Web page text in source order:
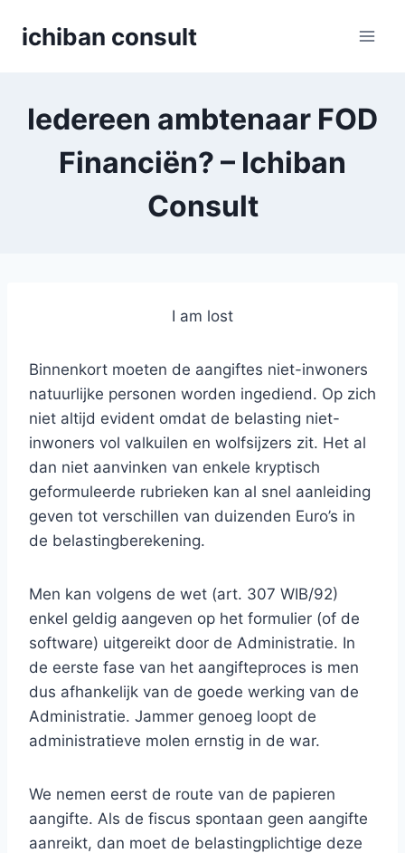
ichiban consult
Iedereen ambtenaar FOD
Financiën? – Ichiban
Consult
I am lost
Binnenkort moeten de aangiftes niet-inwoners
natuurlijke personen worden ingediend. Op zich
niet altijd evident omdat de belasting niet-
inwoners vol valkuilen en wolfsijzers zit. Het al
dan niet aanvinken van enkele kryptisch
geformuleerde rubrieken kan al snel aanleiding
geven tot verschillen van duizenden Euro’s in
de belastingberekening.
Men kan volgens de wet (art. 307 WIB/92)
enkel geldig aangeven op het formulier (of de
software) uitgereikt door de Administratie. In
de eerste fase van het aangifteproces is men
dus afhankelijk van de goede werking van de
Administratie. Jammer genoeg loopt de
administratieve molen ernstig in de war.
We nemen eerst de route van de papieren
aangifte. Als de fiscus spontaan geen aangifte
aanreikt, dan moet de belastingplichtige deze